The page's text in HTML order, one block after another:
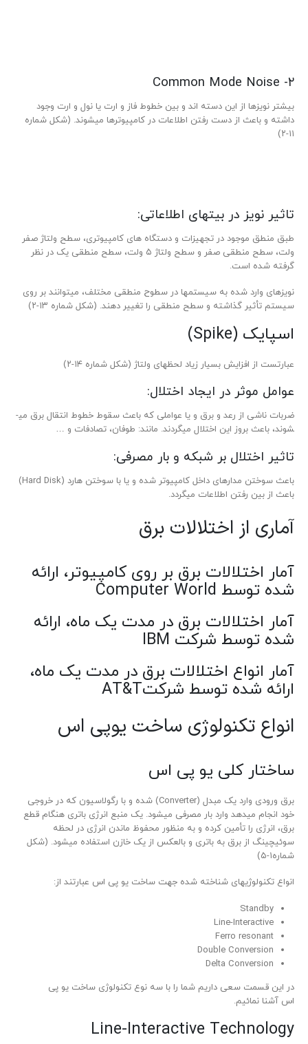
۲- Common Mode Noise
بیشتر نویزها از این دسته ­اند و بین خطوط فاز و ارت یا نول و ارت وجود
داشته و باعث از دست رفتن اطلاعات در کامپیوترها می­شوند. (شکل شماره
۱۱-۲)
تاثیر نویز در بیت­های اطلاعاتی:
طبق منطق موجود در تجهیزات و دستگا­ه ­های کامپیوتری، سطح ولتاژ صفر
ولت، سطح منطقی صفر و سطح ولتاژ ۵ ولت، سطح منطقی یک در نظر
گرفته شده است.
نویزهای وارد شده به سیستم­ها در سطوح منطقی مختلف، می­توانند بر روی
سیستم تأثیر­ گذاشته و سطح منطقی را تغییر دهند. (شکل شماره ۱۳-۲)
اسپایک (Spike)
عبارتست از افزایش بسیار زیاد لحظه­ای ولتاژ (شکل شماره ۱۴-۲)
عوامل موثر در ایجاد اختلال:
ضربات ناشی از رعد و برق و یا عواملی که باعث سقوط خطوط انتقال برق می­
شوند، باعث بروز این اختلال می­گردند. مانند: طوفان، تصادفات و …
تاثیر اختلال بر شبکه و بار مصرفی:
باعث سوختن مدارهای داخل کامپیوتر شده و یا با سوختن هارد (Hard Disk)
باعث از بین رفتن اطلاعات می­گردد.
آماری از اختلالات برق
آمار اختلالات برق بر روی کامپیوتر، ارائه
شده توسط Computer World
آمار اختلالات برق در مدت یک ماه، ارائه
شده توسط شرکت IBM
آمار انواع اختلالات برق در مدت یک ماه،
ارائه شده توسط شرکتAT&T
انواع تکنولوژی ساخت یوپی اس
ساختار کلی یو پی ­اس
برق ورودی وارد یک مبدل (Converter) شده و با رگولاسیون که در خروجی
خود انجام می­دهد وارد بار مصرفی می­شود. یک منبع انرژی باتری هنگام قطع
برق، انرژی را تأمین کرده و به منظور محفوظ ماندن انرژی در لحظه
سوئیچینگ از برق به باتری و بالعکس از یک خازن استفاده می­شود. (شکل
شماره۱-۵)
انواع تکنولوژی­های شناخته شده جهت ساخت یو پی اس عبارتند از:
Standby
Line-Interactive
Ferro resonant
Double Conversion
Delta Conversion
در این قسمت سعی داریم شما را با سه نوع تکنولوژی ساخت یو پی
اس آشنا نمائیم.
Line-Interactive Technology